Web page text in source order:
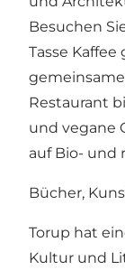
Besuchen
Tasse
Restaurant
und vegane
auf Bio- und
Bücher,
Torup hat
Kultur und